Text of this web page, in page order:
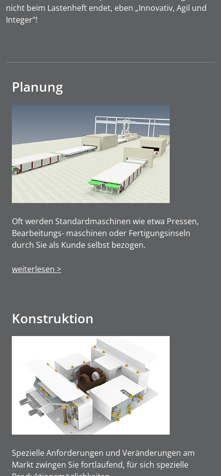
nicht beim Lastenheft endet, eben „Innovativ, Agil und
Integer“!
Planung
Oft werden Standardmaschinen wie etwa Pressen,
Bearbeitungs- maschinen oder Fertigungsinseln
durch Sie als Kunde selbst bezogen.
weiterlesen >
Konstruktion
Spezielle Anforderungen und Veränderungen am
Markt zwingen Sie fortlaufend, für sich spezielle